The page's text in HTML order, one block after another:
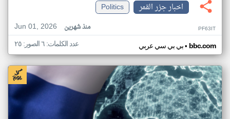
اخبار جزر القمر
Politics
Jun 01, 2026
منذ شهرين PF63IT
بي بي سي عربي• bbc.com عدد الكلمات: ٦ الصور: ٢٥